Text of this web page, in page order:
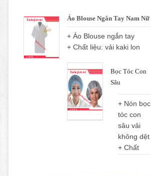
Áo Blouse Ngắn Tay Nam Nữ
+ Áo Blouse ngắn tay
+ Chất liệu: vải kaki lon
Bọc Tóc Con
Sâu
+ Nón bọc
tóc con
sâu vải
không dệt
+ Chất